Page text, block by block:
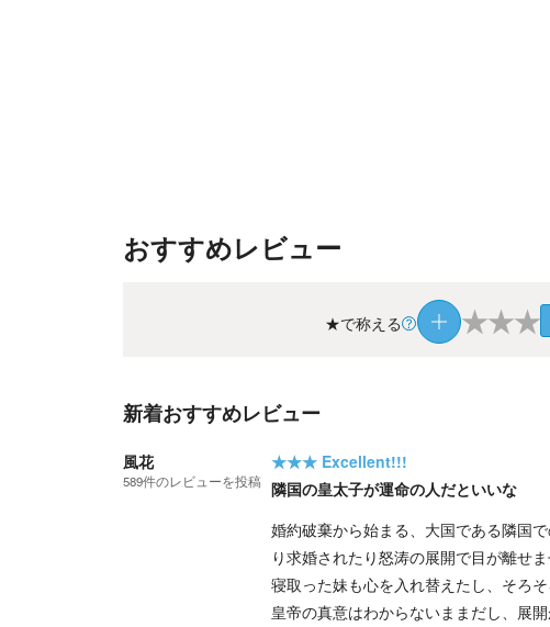
おすすめレビュー
★で称える ★★★
新着おすすめレビュー
風花
589件のレビューを投稿
★★★ Excellent!!!
隣国の皇太子が運命の人だといいな
婚約破棄から始まる、大国である隣国
り求婚されたり怒涛の展開で目が離せま
寝取った妹も心を入れ替えたし、そろ
皇帝の真意はわからないままだし、展開